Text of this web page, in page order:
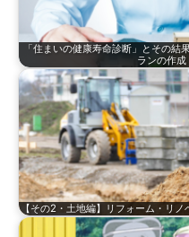
「住まいの健康寿命診断」とその結
ランの作成
【その2・土地編】リフォーム・リノ